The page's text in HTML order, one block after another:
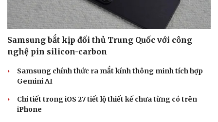
Sức khỏe
Dinh dưỡng - món ngon
Cây thuốc
Sản phụ khoa
Nhi khoa
Nam khoa
Làm đẹp - giảm cân
Ăn sạch sống khỏe
Đời sống
Nhà đẹp
Blog
Samsung bắt kịp đối thủ Trung Quốc với công
nghệ pin silicon-carbon
Samsung chính thức ra mắt kính thông minh tích hợp
Gemini AI
Chi tiết trong iOS 27 tiết lộ thiết kế chưa từng có trên
iPhone